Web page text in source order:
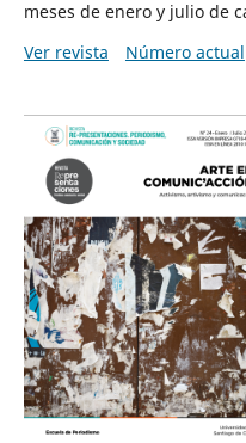
meses de enero y julio de
Ver revista
Número actual